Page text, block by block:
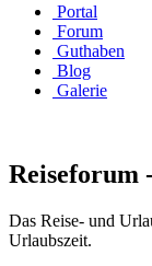
Portal
Forum
Guthaben
Blog
Galerie
Reiseforum
Das Reise- und
Urlaubszeit.